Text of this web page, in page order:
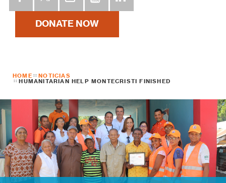
DONATE NOW
HOME NOTICIAS
HUMANITARIAN HELP MONTECRISTI FINISHED